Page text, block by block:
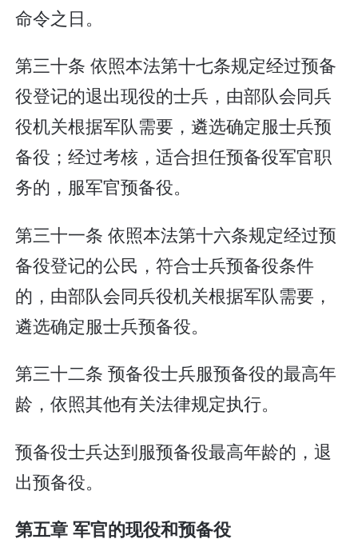
命令之日。
第三十条 依照本法第十七条规定经过预备
役登记的退出现役的士兵，由部队会同兵
役机关根据军队需要，遴选确定服士兵预
备役；经过考核，适合担任预备役军官职
务的，服军官预备役。
第三十一条 依照本法第十六条规定经过预
备役登记的公民，符合士兵预备役条件
的，由部队会同兵役机关根据军队需要，
遴选确定服士兵预备役。
第三十二条 预备役士兵服预备役的最高年
龄，依照其他有关法律规定执行。
预备役士兵达到服预备役最高年龄的，退
出预备役。
第五章 军官的现役和预备役